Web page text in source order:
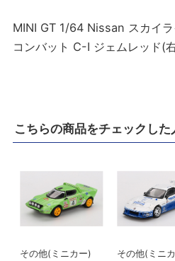
MINI GT 1/64 Nissan スカイ
コンバット C-I ジェムレッド(
こちらの商品をチェックし
その他(ミニカー) その他(ミニ